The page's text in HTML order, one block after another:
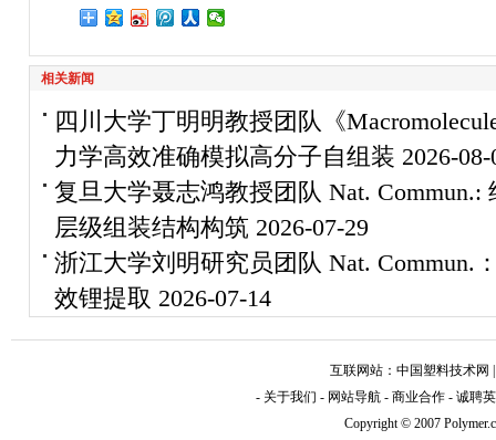
相关新闻
四川大学丁明明教授团队《
力学高效准确模拟高分子自组装 2026-08-
复旦大学聂志鸿教授团队 Nat.
层级组装结构构筑 2026-07-29
浙江大学刘明研究员团队 Nat. Commun.
效锂提取 2026-07-14
互联网站： 中国塑料技术网
- 关于我们 - 网站导航- 商业合作- 诚聘
Copyright © 2007